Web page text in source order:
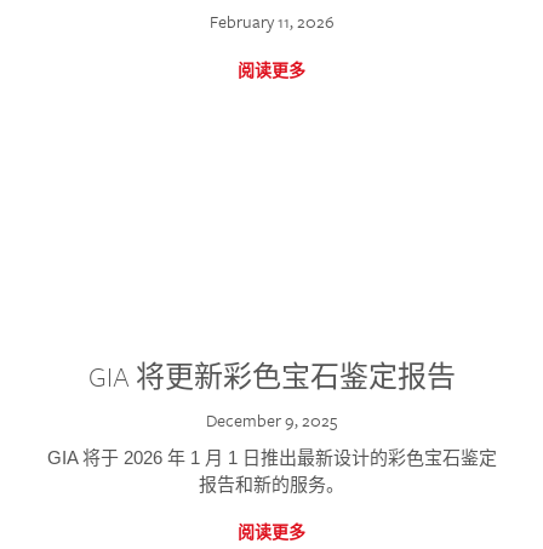
February 11, 2026
阅读更多
GIA 将更新彩色宝石鉴定报告
December 9, 2025
GIA 将于 2026 年 1 月 1 日推出最新设计的彩色宝石鉴定
报告和新的服务。
阅读更多